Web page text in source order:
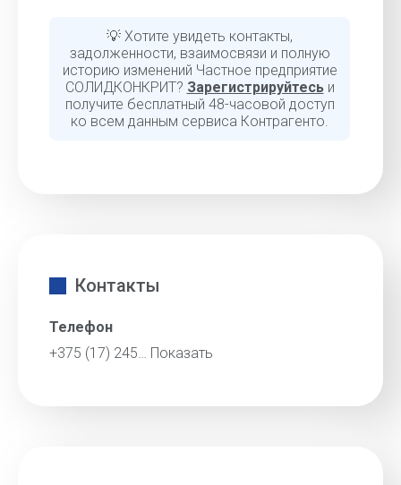
💡 Хотите увидеть контакты,
задолженности, взаимосвязи и полную
историю изменений Частное предприятие
СОЛИДКОНКРИТ? Зарегистрируйтесьи
получите бесплатный 48-часовой доступ
ко всем данным сервиса Контрагенто.
Контакты
Телефон
+375 (17) 245… Показать